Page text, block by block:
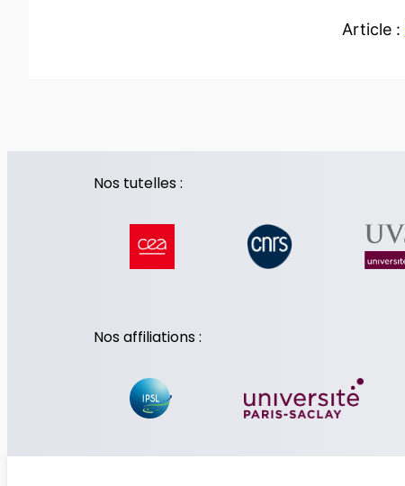
Article :
Nos tutelles :
Nos affiliations :